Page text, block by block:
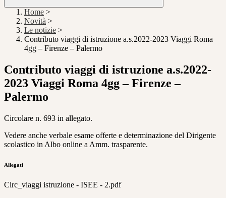
Home >
Novità >
Le notizie >
Contributo viaggi di istruzione a.s.2022-2023 Viaggi Roma
4gg – Firenze – Palermo
Contributo viaggi di istruzione a.s.2022-
2023 Viaggi Roma 4gg – Firenze –
Palermo
Circolare n. 693 in allegato.
Vedere anche verbale esame offerte e determinazione del Dirigente
scolastico in Albo online a Amm. trasparente.
Allegati
Circ_viaggi istruzione - ISEE - 2.pdf